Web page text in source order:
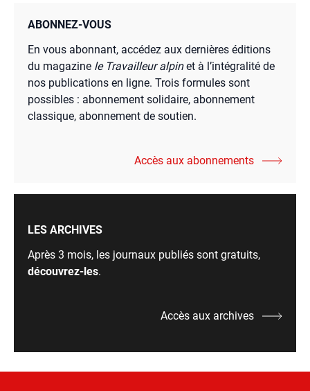
ABONNEZ-VOUS
En vous abonnant, accédez aux dernières éditions
du magazine le Travailleur alpinet à l’intégralité de
nos publications en ligne. Trois formules sont
possibles : abonnement solidaire, abonnement
classique, abonnement de soutien.
Accès aux abonnements
LES ARCHIVES
Après 3 mois, les journaux publiés sont gratuits,
découvrez-les.
Accès aux archives